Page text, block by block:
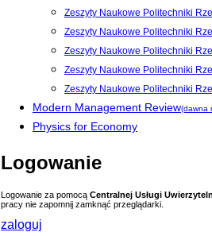
Zeszyty Naukowe Politechniki
Zeszyty Naukowe Politechniki
Zeszyty Naukowe Politechniki
Zeszyty Naukowe Politechniki
Zeszyty Naukowe Politechniki
Modern Management Review(dawna
Physics for Economy
Logowanie
Logowanie za pomocą Centralnej Usługi
pracy nie zapomnij zamknąć przeglądarki.
zaloguj